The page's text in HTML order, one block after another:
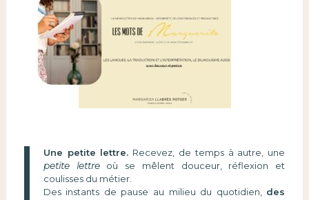
Une petite lettre. Recevez, de temps à autre, une
petite lettreoù se mêlent douceur, réflexion et
coulisses du métier.
Des instants de pause au milieu du quotidien, des